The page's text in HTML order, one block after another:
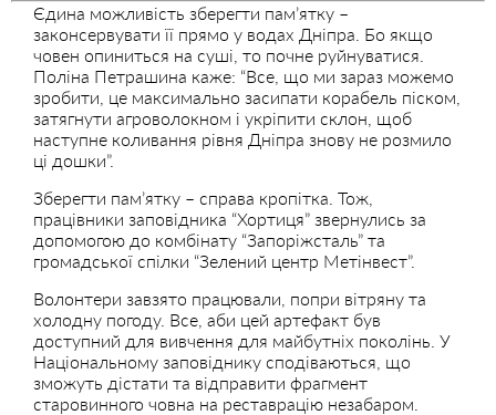
Єдина можливість зберегти пам’ятку –
законсервувати її прямо у водах Дніпра. Бо якщо
човен опиниться на суші, то почне руйнуватися.
Поліна Петрашина каже: “Все, що ми зараз можемо
зробити, це максимально засипати корабель піском,
затягнути агроволокном і укріпити склон, щоб
наступне коливання рівня Дніпра знову не розмило
ці дошки”.
Зберегти пам’ятку – справа кропітка. Тож,
працівники заповідника “Хортиця” звернулись за
допомогою до комбінату “Запоріжсталь” та
громадської спілки “Зелений центр Метінвест”.
Волонтери завзято працювали, попри вітряну та
холодну погоду. Все, аби цей артефакт був
доступний для вивчення для майбутніх поколінь. У
Національному заповіднику сподіваються, що
зможуть дістати та відправити фрагмент
старовинного човна на реставрацію незабаром.